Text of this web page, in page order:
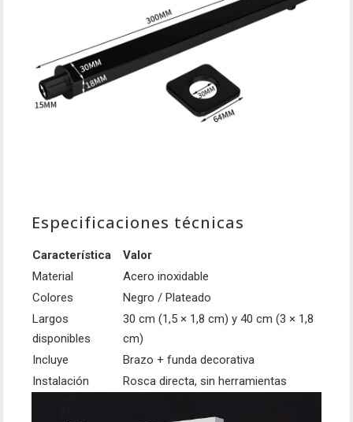
Especificaciones técnicas
Característica
Valor
Material
Acero inoxidable
Colores
Negro / Plateado
Largos
disponibles
30 cm (1,5 × 1,8 cm) y 40 cm (3 × 1,8
cm)
Incluye
Brazo + funda decorativa
Instalación
Rosca directa, sin herramientas